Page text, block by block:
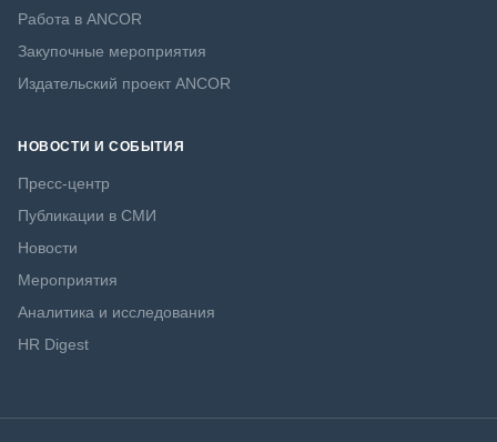
Работа в ANCOR
Закупочные мероприятия
Издательский проект ANCOR
НОВОСТИ И СОБЫТИЯ
Пресс-центр
Публикации в СМИ
Новости
Мероприятия
Аналитика и исследования
HR Digest